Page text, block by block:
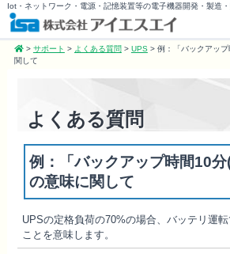
Iot・ネットワーク・電源・記憶装置等の電子機器開発・製造
> サポート > よくある質問 > UPS> 例：「バックアッ
関して
よくある質問
例：「バックアップ時間10分
の意味に関して
UPSの定格負荷の70%の場合、バッテリ運
ことを意味します。